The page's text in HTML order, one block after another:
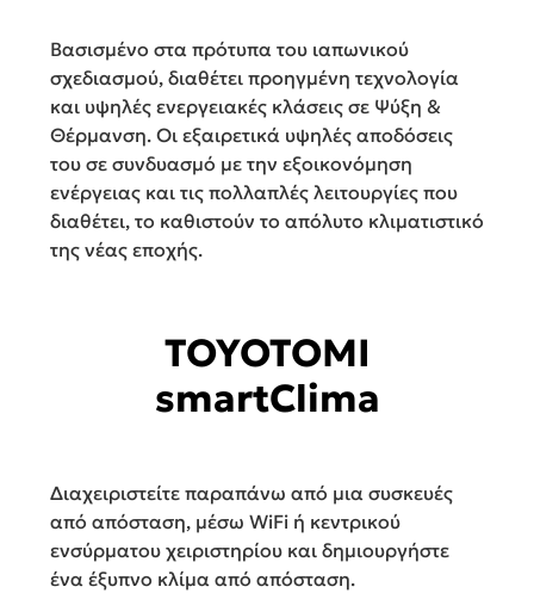
Βασισμένο στα πρότυπα του ιαπωνικού
σχεδιασμού, διαθέτει προηγμένη τεχνολογία
και υψηλές ενεργειακές κλάσεις σε Ψύξη &
Θέρμανση. Οι εξαιρετικά υψηλές αποδόσεις
του σε συνδυασμό με την εξοικονόμηση
ενέργειας και τις πολλαπλές λειτουργίες που
διαθέτει, το καθιστούν το απόλυτο κλιματιστικό
της νέας εποχής.
TOYOTOMI
smartClima
Διαχειριστείτε παραπάνω από μια συσκευές
από απόσταση, μέσω WiFi ή κεντρικού
ενσύρματου χειριστηρίου και δημιουργήστε
ένα έξυπνο κλίμα από απόσταση.